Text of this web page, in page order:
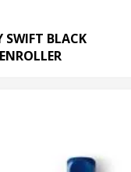
SWIFT BLACK